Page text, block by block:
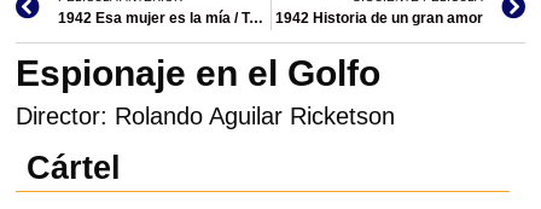
1942 Esa mujer es la mía / Tu mujer es la mía 1942 Historia de un gran amor
Espionaje en el Golfo
Director: Rolando Aguilar Ricketson
Cártel